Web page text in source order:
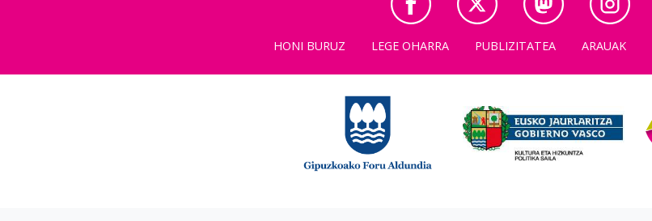
HONI BURUZ LEGE OHARRA PUBLIZITATEA ARAUAK